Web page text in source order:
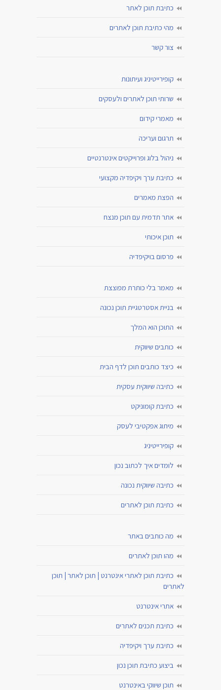
כתיבת תוכן לאתר
מהי כתיבת תוכן לאתרים
צור קשר
קופירייטיניג ועיתונות
שרותי תוכן לאתרים ולעסקים
מאמרי קידום
תרגום ועריכה
ניהול בלוג ופרוייקטים אינטרנטיים
כתיבת ערך ויקיפדיה מקצועי
הפצת מאמרים
אתר תדמית עם תוכן מנצח
תוכן איכותי
פרסום בויקיפדיה
מאמר בלי כותרת מפוצצת
בניית אסטרטגיית תוכן נכונה
התוכן הוא המלך
כותבים שיווקית
כיצד כותבים תוכן לדף הבית
כתיבה שיווקית עסקית
כתיבת קומוניקט
מיתוג אפקטיבי לעסק
קופירייטיניג
לומדים איך לכתוב נכון
כתיבה שיווקית נכונה
כתיבת תוכן לאתרים
מה כותבים באתר
מהו תוכן לאתרים
כתיבת תוכן לאתרי אינטרנט | תוכן לאתר | תוכן
לאתרים
אתרי אינטרנט
כתיבת תכנים לאתרים
כתיבת ערך ויקיפדיה
ביצוע כתיבת תוכן נכון
תוכן שיווקי באינטרנט